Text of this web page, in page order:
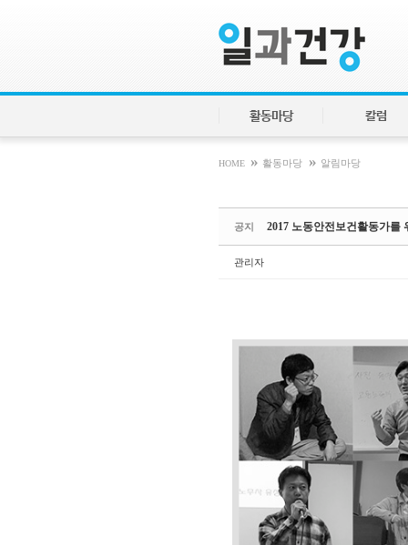
활동마당 칼럼
HOME » 활동마당 » 알림마당
공지 2017 노동안전보건활동가를
관리자